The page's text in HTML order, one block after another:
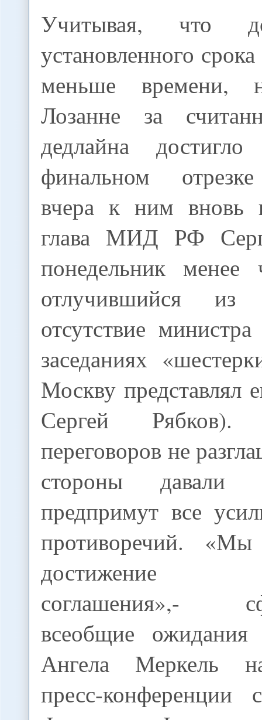
Учитывая, что
установленного
меньше времени,
Лозанне за
дедлайна
финальном
вчера к ним вновь
глава МИД РФ
понедельник
отлучившийся
отсутствие
заседаниях
Москву представлял
Сергей Рябков).
переговоров не
стороны давали
предпримут все
противоречий.
достижение
соглашения»,-
всеобщие
Ангела Меркель
пресс-конференции